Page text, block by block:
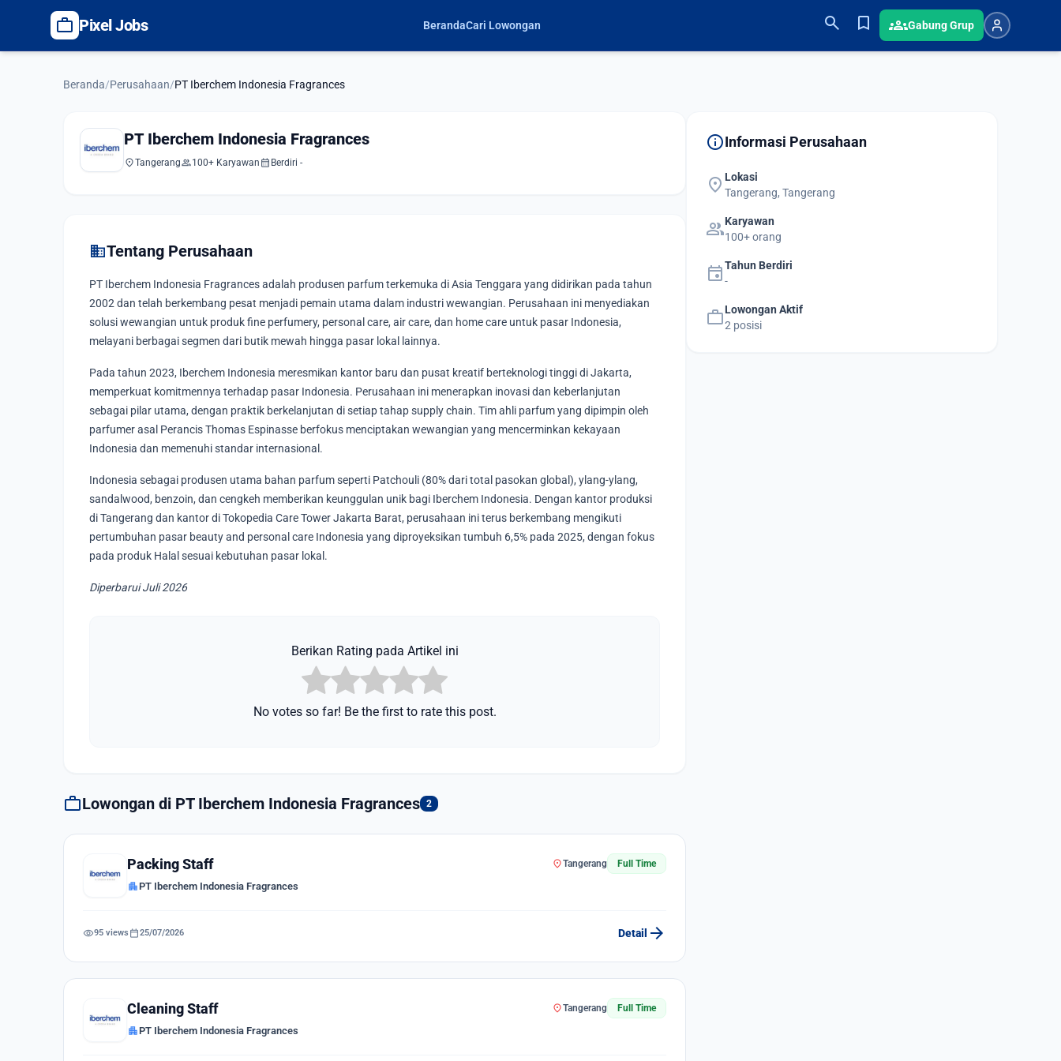
work Pixel Jobs BerandaCari Lowongan search bookmark groupsGabung Grup
Beranda/Perusahaan/PT Iberchem Indonesia Fragrances
PT Iberchem Indonesia Fragrances
location_onTangeranggroup100+ Karyawan calendar_month Berdiri -
domainTentang Perusahaan
PT Iberchem Indonesia Fragrances adalah produsen parfum terkemuka di Asia Tenggara yang didirikan pada tahun
2002 dan telah berkembang pesat menjadi pemain utama dalam industri wewangian. Perusahaan ini menyediakan
solusi wewangian untuk produk fine perfumery, personal care, air care, dan home care untuk pasar Indonesia,
melayani berbagai segmen dari butik mewah hingga pasar lokal lainnya.
Pada tahun 2023, Iberchem Indonesia meresmikan kantor baru dan pusat kreatif berteknologi tinggi di Jakarta,
memperkuat komitmennya terhadap pasar Indonesia. Perusahaan ini menerapkan inovasi dan keberlanjutan
sebagai pilar utama, dengan praktik berkelanjutan di setiap tahap supply chain. Tim ahli parfum yang dipimpin oleh
parfumer asal Perancis Thomas Espinasse berfokus menciptakan wewangian yang mencerminkan kekayaan
Indonesia dan memenuhi standar internasional.
Indonesia sebagai produsen utama bahan parfum seperti Patchouli (80% dari total pasokan global), ylang-ylang,
sandalwood, benzoin, dan cengkeh memberikan keunggulan unik bagi Iberchem Indonesia. Dengan kantor produksi
di Tangerang dan kantor di Tokopedia Care Tower Jakarta Barat, perusahaan ini terus berkembang mengikuti
pertumbuhan pasar beauty and personal care Indonesia yang diproyeksikan tumbuh 6,5% pada 2025, dengan fokus
pada produk Halal sesuai kebutuhan pasar lokal.
Diperbarui Juli 2026
Berikan Rating pada Artikel ini
No votes so far! Be the first to rate this post.
workLowongan di PT Iberchem Indonesia Fragrances 2
Packing Staff
apartmentPT Iberchem Indonesia Fragrances
location_onTangerang Full Time
visibility95 views calendar_today25/07/2026 Detail arrow_forward
Cleaning Staff
apartmentPT Iberchem Indonesia Fragrances
location_onTangerang Full Time
infoInformasi Perusahaan
location_onLokasi
Tangerang, Tangerang
groupKaryawan
100+ orang
event Tahun Berdiri
-
workLowongan Aktif
2 posisi